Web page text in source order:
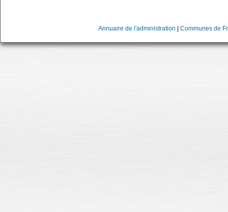
Annuaire de l'administration Communes de